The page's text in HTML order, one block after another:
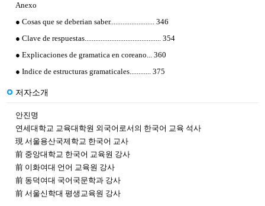
Anexo
● Cosas que se deberian saber......................... 346
● Clave de respuestas........................................... 354
● Explicaciones de gramatica en coreano... 360
● Indice de estructuras gramaticales............ 375
저자소개
안진명
연세대학교 교육대학원 외국어로서의 한국어 교육 석사
現 서울용산국제학교 한국어 교사
前 중앙대학교 한국어 교육원 강사
前 이화여대 언어 교육원 강사
前 동덕여대 국어국문학과 강사
前 서울신학대 평생교육원 강사